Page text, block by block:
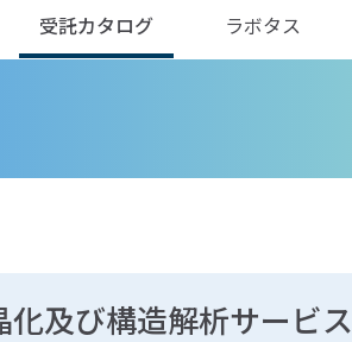
受託カタログ ラボタス
化及び構造解析サービス